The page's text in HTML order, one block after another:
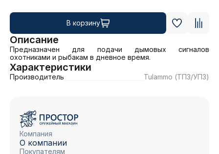
В корзину
Описание
Предназначен для подачи дымовых сигналов
охотниками и рыбакам в дневное время.
Характеристики
Производитель Tulammo (ТПЗ/УПЗ)
Компания
О компании
Покупателям